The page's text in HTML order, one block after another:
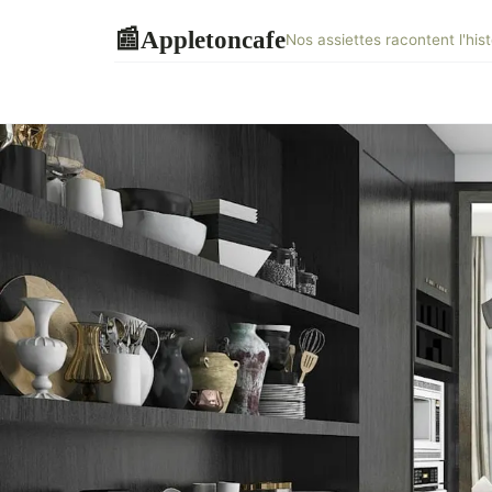
📰AppletoncafeNos assiettes racontent